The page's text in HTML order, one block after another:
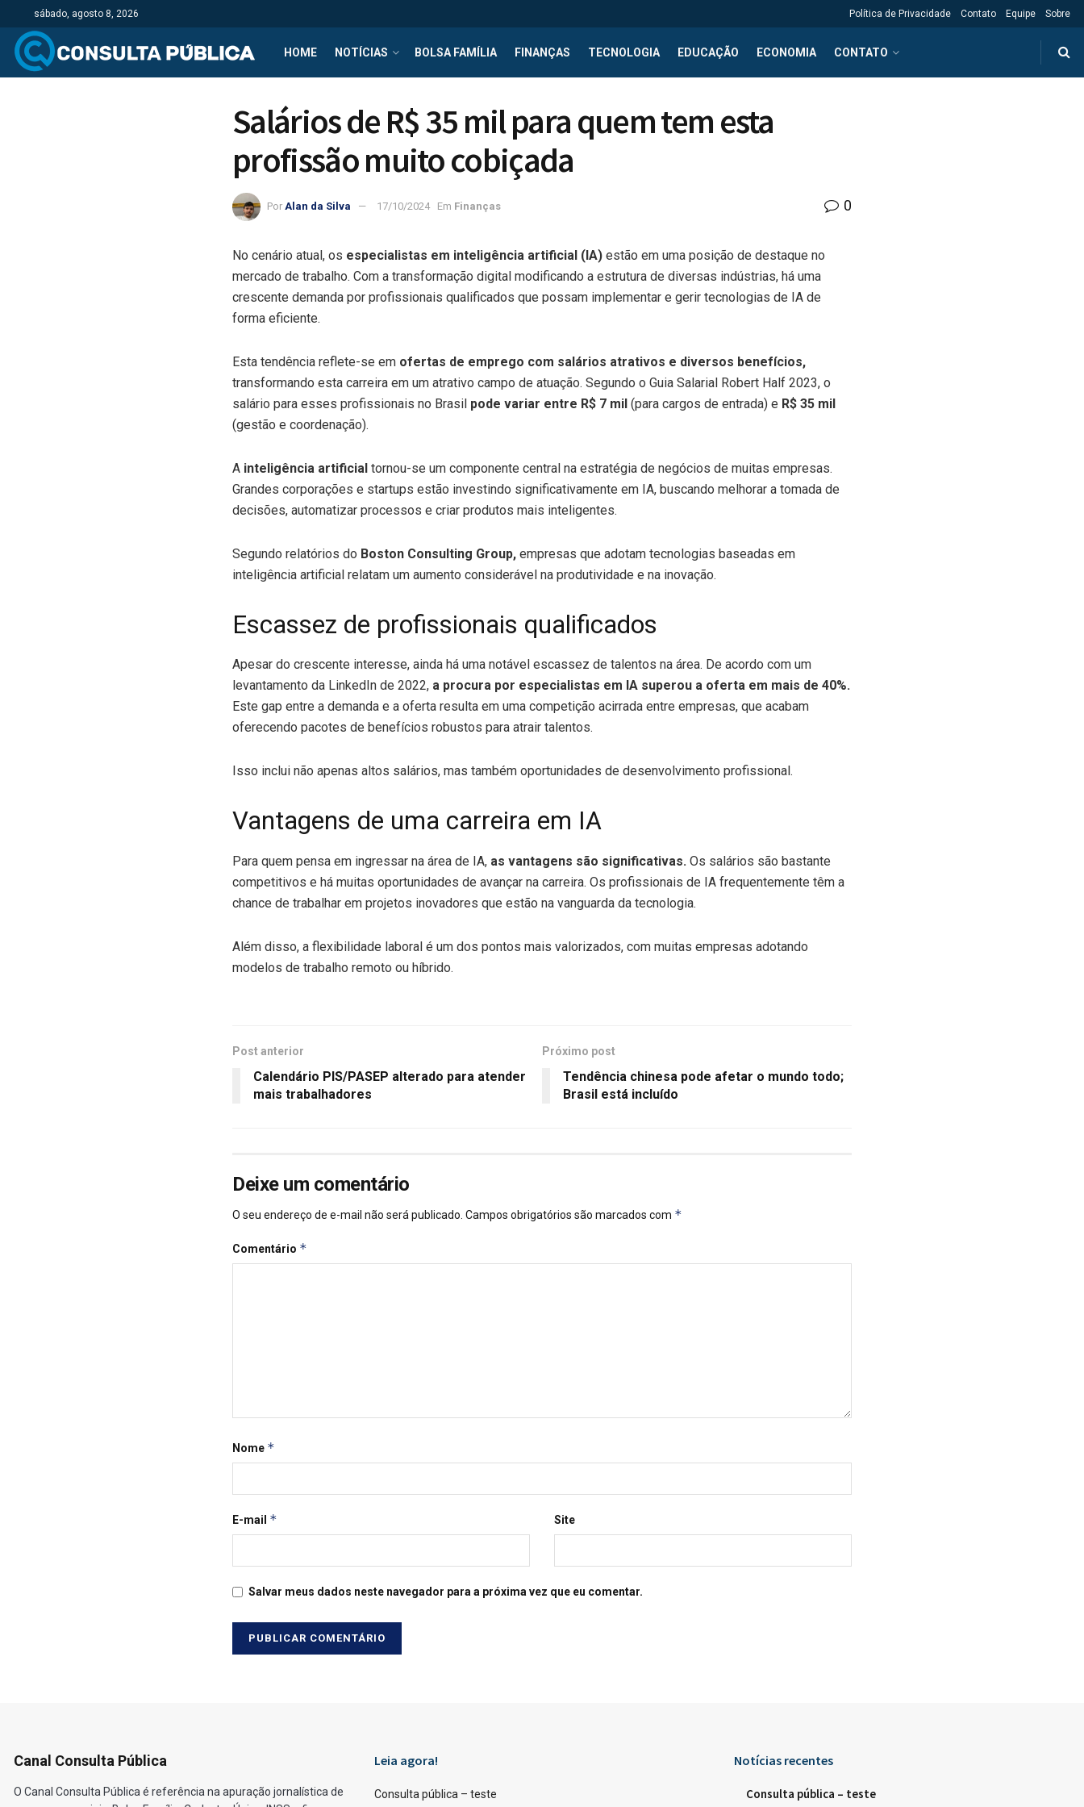
sábado, agosto 8, 2026 Política de Privacidade Contato Equipe Sobre
HOME NOTÍCIAS BOLSA FAMÍLIA FINANÇAS TECNOLOGIA EDUCAÇÃO ECONOMIA CONTATO
Salários de R$ 35 mil para quem tem esta
profissão muito cobiçada
Por Alan da Silva 17/10/2024 Em Finanças 0
No cenário atual, os especialistas em inteligência artificial (IA) estão em uma posição de destaque no
mercado de trabalho. Com a transformação digital modificando a estrutura de diversas indústrias, há uma
crescente demanda por profissionais qualificados que possam implementar e gerir tecnologias de IA de
forma eficiente.
Esta tendência reflete-se em ofertas de emprego com salários atrativos e diversos benefícios,
transformando esta carreira em um atrativo campo de atuação. Segundo o Guia Salarial Robert Half 2023, o
salário para esses profissionais no Brasil pode variar entre R$ 7 mil (para cargos de entrada) e R$ 35 mil
(gestão e coordenação).
A inteligência artificial tornou-se um componente central na estratégia de negócios de muitas empresas.
Grandes corporações e startups estão investindo significativamente em IA, buscando melhorar a tomada de
decisões, automatizar processos e criar produtos mais inteligentes.
Segundo relatórios do Boston Consulting Group, empresas que adotam tecnologias baseadas em
inteligência artificial relatam um aumento considerável na produtividade e na inovação.
Escassez de profissionais qualificados
Apesar do crescente interesse, ainda há uma notável escassez de talentos na área. De acordo com um
levantamento da LinkedIn de 2022, a procura por especialistas em IA superou a oferta em mais de 40%.
Este gap entre a demanda e a oferta resulta em uma competição acirrada entre empresas, que acabam
oferecendo pacotes de benefícios robustos para atrair talentos.
Isso inclui não apenas altos salários, mas também oportunidades de desenvolvimento profissional.
Vantagens de uma carreira em IA
Para quem pensa em ingressar na área de IA, as vantagens são significativas. Os salários são bastante
competitivos e há muitas oportunidades de avançar na carreira. Os profissionais de IA frequentemente têm a
chance de trabalhar em projetos inovadores que estão na vanguarda da tecnologia.
Além disso, a flexibilidade laboral é um dos pontos mais valorizados, com muitas empresas adotando
modelos de trabalho remoto ou híbrido.
Post anterior
Calendário PIS/PASEP alterado para atender
mais trabalhadores
Próximo post
Tendência chinesa pode afetar o mundo todo;
Brasil está incluído
Deixe um comentário
O seu endereço de e-mail não será publicado. Campos obrigatórios são marcados com *
Comentário *
Nome *
E-mail * Site
Salvar meus dados neste navegador para a próxima vez que eu comentar.
Canal Consulta Pública
O Canal Consulta Pública é referência na apuração jornalística de
Leia agora!
Consulta pública – teste
Notícias recentes
Consulta pública – teste